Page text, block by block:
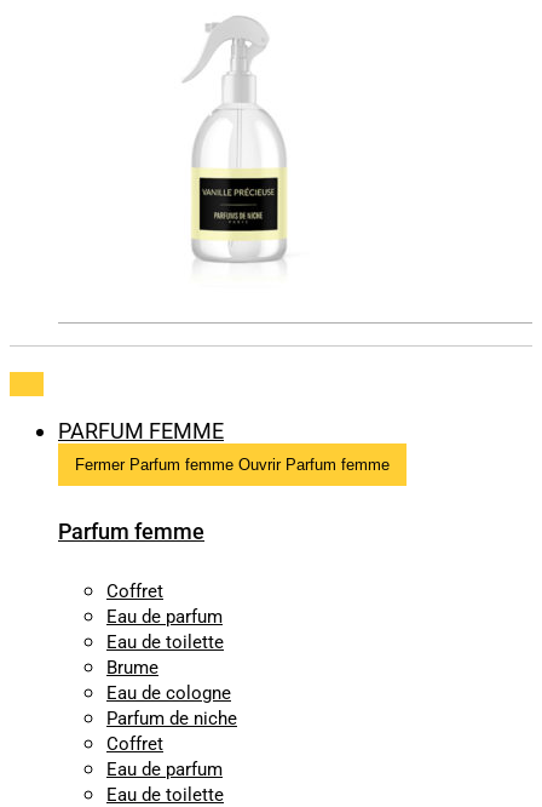
PARFUM FEMME
Fermer Parfum femme Ouvrir Parfum femme
Parfum femme
Coffret
Eau de parfum
Eau de toilette
Brume
Eau de cologne
Parfum de niche
Coffret
Eau de parfum
Eau de toilette